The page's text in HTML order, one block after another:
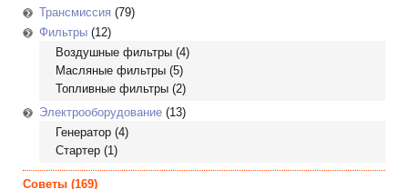
Трансмиссия (79)
Фильтры (12)
Воздушные фильтры (4)
Масляные фильтры (5)
Топливные фильтры (2)
Электрооборудование (13)
Генератор (4)
Стартер (1)
Советы (169)